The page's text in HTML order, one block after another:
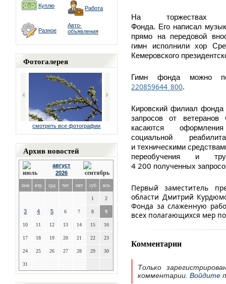
Куплю Работа
Разное
Авто-
объявления
Фотогалерея
смотреть все фотографии
Архив новостей
август
2026
пон втр срд чет пят суб вск
1 2
3 4 5 6 7 8 9
10 11 12 13 14 15 16
17 18 19 20 21 22 23
24 25 26 27 28 29 30
31
На
торжествах
Фонда. Его написал
прямо
на передовой
гимн
исполнили хор
Кемеровского
Гимн фонда можно
220859644_800.
Кировский филиал фонда
запросов
от ветеранов
касаются
оформления
социальной
и техническими
переобучения
и
4 200 полученных
Первый заместитель
области Дмитрий
Фонда за слаженную
всех полагающихся мер
Комментарии
Только
комментарии. Войдите